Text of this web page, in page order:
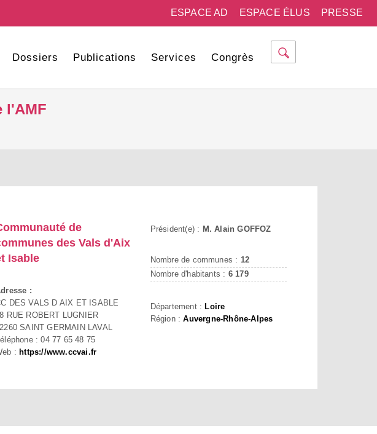
PRESSE
ESPACE ÉLUS
ESPACE AD
Dossiers Publications Services Congrès
l'AMF
de
des Vals d'Aix
Isable
:
DES VALS D AIX ET ISABLE
RUE ROBERT LUGNIER
SAINT GERMAIN LAVAL
: 04 77 65 48 75
: https://www.ccvai.fr
Président(e) : M. Alain GOFFOZ
Nombre de communes : 12
Nombre d'habitants : 6 179
Département : Loire
Région :Auvergne-Rhône-Alpes